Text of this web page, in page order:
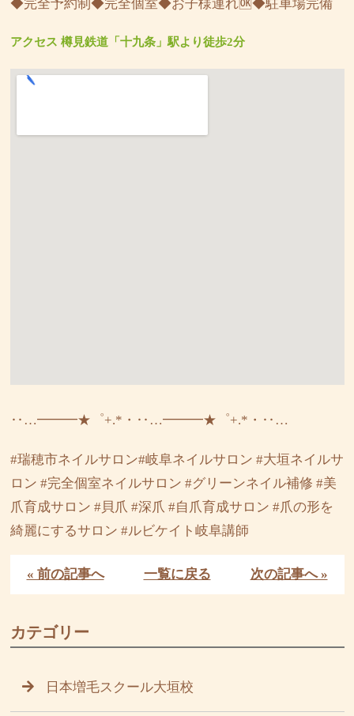
◆完全予約制◆完全個室◆お子様連れ🆗◆駐車場完備
アクセス 樽見鉄道「十九条」駅より徒歩2分
‥…━━━★゜+.*・‥…━━━★゜+.*・‥…
#瑞穂市ネイルサロン#岐阜ネイルサロン #大垣ネイルサ
ロン #完全個室ネイルサロン #グリーンネイル補修 #美
爪育成サロン #貝爪 #深爪 #自爪育成サロン #爪の形を
綺麗にするサロン #ルビケイト岐阜講師
« 前の記事へ 一覧に戻る 次の記事へ »
カテゴリー
日本増毛スクール大垣校